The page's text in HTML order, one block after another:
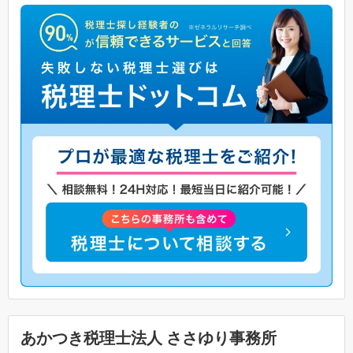
あかつき税理士法人 ささゆり事務所